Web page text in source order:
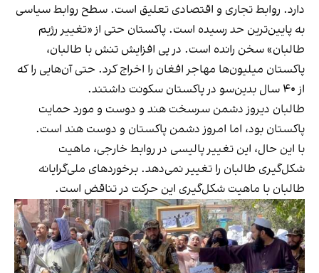
دارد. روابط تجاری و اقتصادی تعلیق است. سطح روابط سیاسی
به پایین‌ترین حد رسیده است. پاکستان حتی از «تغییر رژیم
طالبان» سخن رانده است. در پی افزایش تنش با طالبان،
پاکستان میلیون‌ها مهاجر افغان را اخراج کرد. حتی آن‌هایی‌ را که
از ۴۰ سال بدین‌سو در پاکستان سکونت داشتند.
طالبان دیروز دشمن سرسخت هند و دوست و مورد حمایت
پاکستان بود، اما امروز دشمن پاکستان و دوست هند است.
با این حال، این تغییر پالیسی در روابط خارجی، ماهیت
شکل‌گیری طالبان را تغییر نمی‌دهد. برخوردهای ملی‌گرایانه
طالبان با ماهیت شکل‌گیری این حرکت در تناقض است.